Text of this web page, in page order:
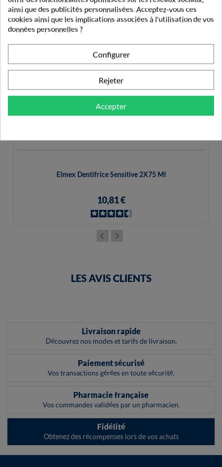
Elmex Dentifrice Sensitive 2X75 Ml
10,81 €
LES AVIS CLIENTS
Livraison rapide
Découvrez nos modes et tarifs de livraison.
Paiement sécurisé
Vos transactions gérées en toute sécurité.
Pharmacie française
Vos commandes validées par un pharmacien.
Fidélité
Obtenez des récompenses lors de vos achats
ainsi que des publicités personnalisées. Acceptez-vous ces
cookies ainsi que les implications associées à l'utilisation de vos
données personnelles ?
Configurer
Rejeter
Accepter